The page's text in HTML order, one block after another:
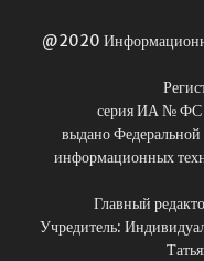
@2020
серия ИА №
выдано Федеральной
информационных
Главный
Учредитель: